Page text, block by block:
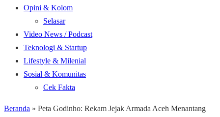
Opini & Kolom
Selasar
Video News / Podcast
Teknologi & Startup
Lifestyle & Milenial
Sosial & Komunitas
Cek Fakta
Beranda » Peta Godinho: Rekam Jejak Armada Aceh Menantang